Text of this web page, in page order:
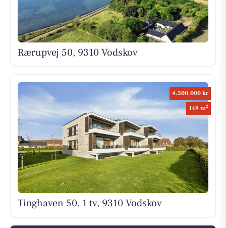
Rærupvej 50, 9310 Vodskov
4.500.000 kr
148 m2
Tinghaven 50, 1 tv, 9310 Vodskov